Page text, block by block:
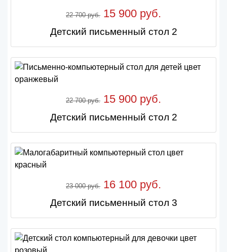
22 700 руб. 15 900 руб.
Детский письменный стол 2
22 700 руб. 15 900 руб.
Детский письменный стол 2
23 000 руб. 16 100 руб.
Детский письменный стол 3